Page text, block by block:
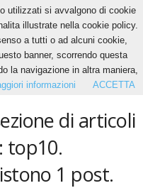
di articoli
top10.
1 post.
utilizzati si avvalgono di cookie
illustrate nella cookie policy.
a tutti o ad alcuni cookie,
banner, scorrendo questa
la navigazione in altra maniera,
informazioni ACCETTA